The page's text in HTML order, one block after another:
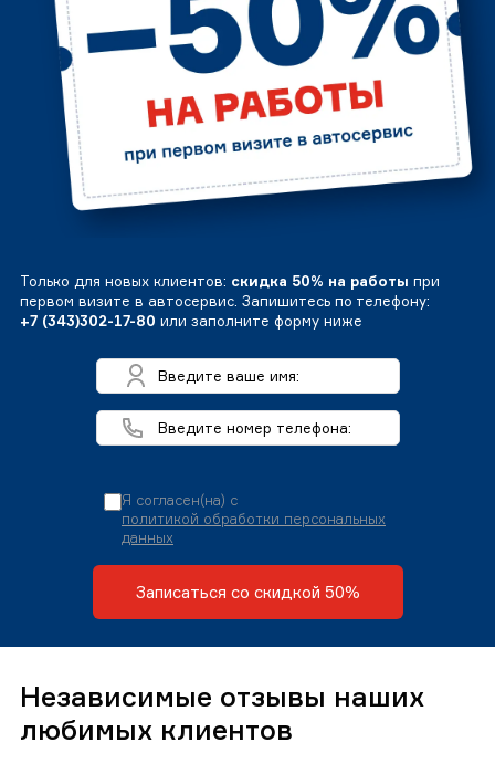
Только для новых клиентов: скидка 50% на работы при
первом визите в автосервис. Запишитесь по телефону:
+7 (343)302-17-80 или заполните форму ниже
Я согласен(на) с
политикой обработки персональных
данных
Записаться со скидкой 50%
Независимые отзывы наших
любимых клиентов